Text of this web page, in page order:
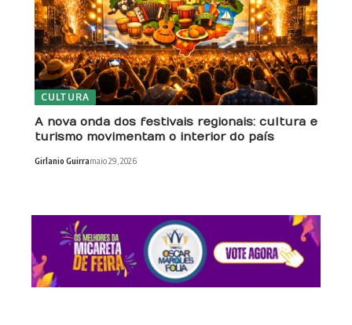
CULTURA
A nova onda dos festivais regionais: cultura e
turismo movimentam o interior do país
Girlanio Guirramaio 29, 2026